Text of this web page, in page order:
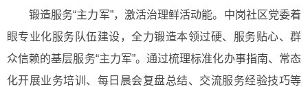
锻造服务“主力军”，激活治理鲜活动能。 中岗社区党委着
眼专业化服务队伍建设，全力锻造本领过硬、服务贴心、群
众信赖的基层服务“主力军”。通过梳理标准化办事指南、常态
化开展业务培训、每日晨会复盘总结、交流服务经验技巧等